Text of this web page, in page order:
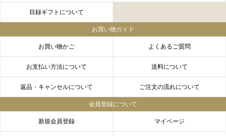
目録ギフトについて
お買い物ガイド
お買い物かご よくあるご質問
お支払い方法について 送料について
返品・キャンセルについて ご注文の流れについて
会員登録について
新規会員登録 マイページ